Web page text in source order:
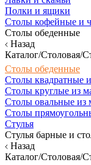
Полки и ящики
Столы кофейные и
Столы обеденные
Назад
Каталог/Столовая/
Столы обеденные
Столы квадратные
Столы круглые из
Столы овальные из
Столы
Стулья
Стулья барные и
Назад
Каталог/Столовая/